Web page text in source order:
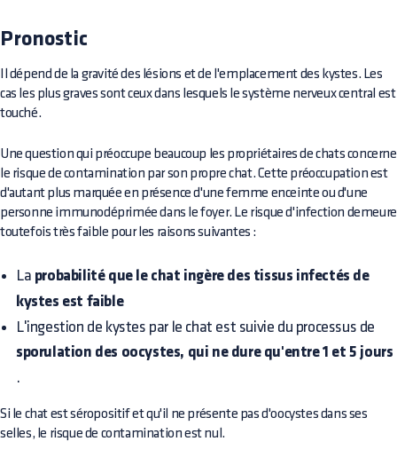
Pronostic
Il dépend de la gravité des lésions et de l'emplacement des kystes. Les
cas les plus graves sont ceux dans lesquels le système nerveux central est
touché.
Une question qui préoccupe beaucoup les propriétaires de chats concerne
le risque de contamination par son propre chat. Cette préoccupation est
d'autant plus marquée en présence d'une femme enceinte ou d'une
personne immunodéprimée dans le foyer. Le risque d'infection demeure
toutefois très faible pour les raisons suivantes :
La probabilité que le chat ingère des tissus infectés de
kystes est faible
L'ingestion de kystes par le chat est suivie du processus de
sporulation des oocystes, qui ne dure qu'entre 1 et 5 jours
.
Si le chat est séropositif et qu'il ne présente pas d'oocystes dans ses
selles, le risque de contamination est nul.